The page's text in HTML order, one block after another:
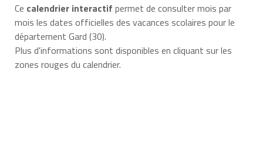
Ce calendrier interactif permet de consulter mois par
mois les dates officielles des vacances scolaires pour le
département Gard (30).
Plus d'informations sont disponibles en cliquant sur les
zones rouges du calendrier.